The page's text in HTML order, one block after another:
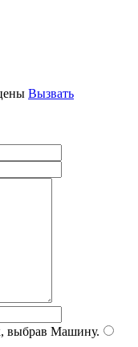
Вызвать
выбрав Машину.